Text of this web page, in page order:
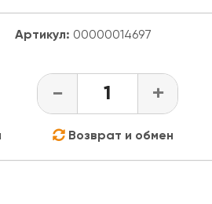
Артикул: 00000014697
- +
Возврат и обмен